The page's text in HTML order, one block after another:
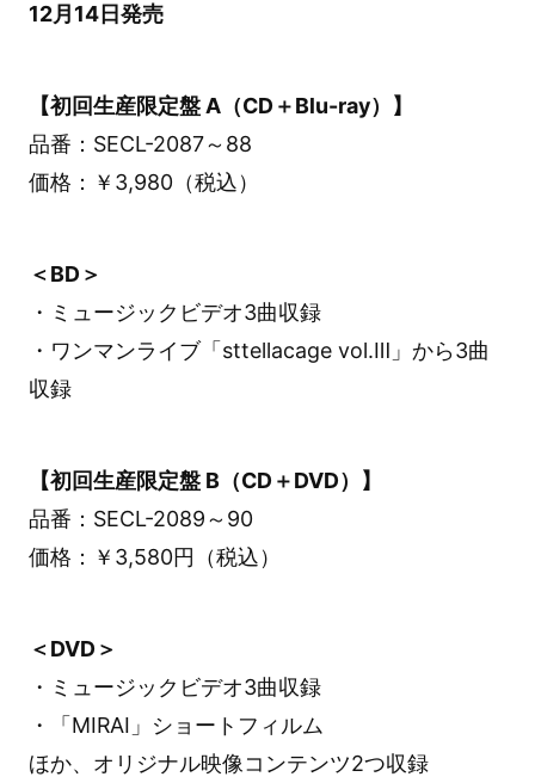
12月14日発売
【初回生産限定盤 A（CD＋Blu-ray）】
品番：SECL-2087～88
価格：￥3,980（税込）
＜BD＞
・ミュージックビデオ3曲収録
・ワンマンライブ「sttellacage vol.Ⅲ」から3曲
収録
【初回生産限定盤 B（CD＋DVD）】
品番：SECL-2089～90
価格：￥3,580円（税込）
＜DVD＞
・ミュージックビデオ3曲収録
・「MIRAI」ショートフィルム
ほか、オリジナル映像コンテンツ2つ収録